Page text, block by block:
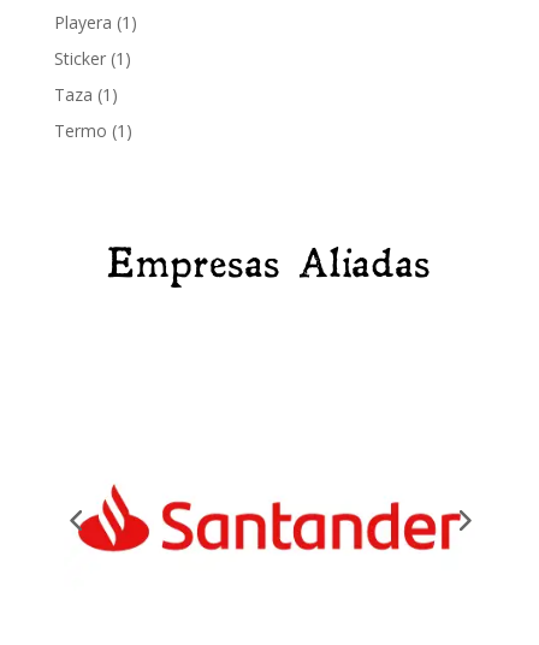
Playera 1 1
Sticker 1 1
Taza 1 1
producto
Termo 1 1
Empresas Aliadas